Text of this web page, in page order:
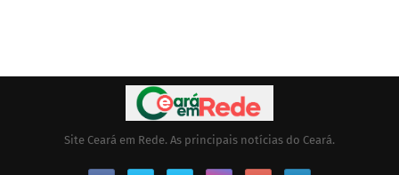
Site Ceará em Rede. As principais notícias do Ceará.